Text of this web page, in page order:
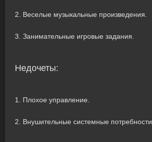
2. Веселые музыкальные произведения.
3. Занимательные игровые задания.
Недочеты:
1. Плохое управление.
2. Внушительные системные потребности.